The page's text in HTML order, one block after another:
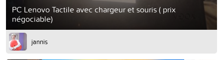
PC Lenovo Tactile avec chargeur et souris ( prix
négociable)
jannis